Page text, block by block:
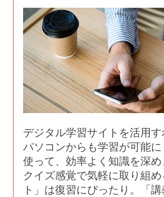
デジタル学習サイトを活用
パソコンからも学習が可能
使って、効率よく知識を深め
クイズ感覚で気軽に取り組
ト」は復習にぴったり。「